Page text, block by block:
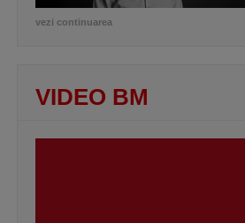
vezi continuarea
VIDEO BM